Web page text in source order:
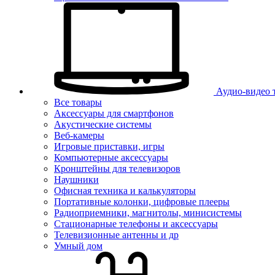
Аудио-видео
Все товары
Аксессуары для смартфонов
Акустические системы
Веб-камеры
Игровые приставки, игры
Компьютерные аксессуары
Кронштейны для телевизоров
Наушники
Офисная техника и калькуляторы
Портативные колонки, цифровые плееры
Радиоприемники, магнитолы, минисистемы
Стационарные телефоны и аксессуары
Телевизионные антенны и др
Умный дом